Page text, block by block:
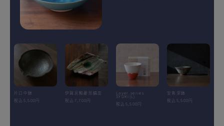
片口中鉢
税込5,500円
伊賀灰釉菱形鎬皿
税込7,700円
Layer.series
SYUKI(L)
税込5,500円
安南深鉢
税込5,500円